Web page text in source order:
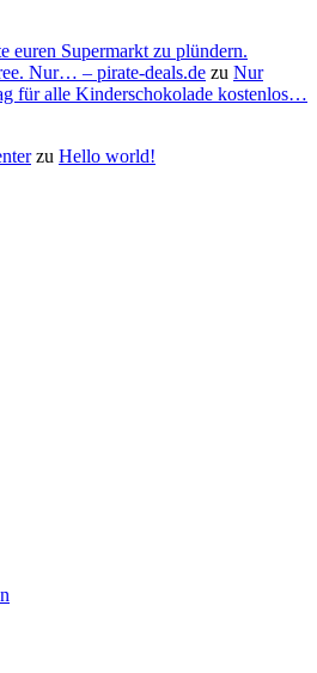
euren Supermarkt zu plündern.
Nur… – pirate-deals.de zu Nur
für alle Kinderschokolade kostenlos…
zu Hello world!